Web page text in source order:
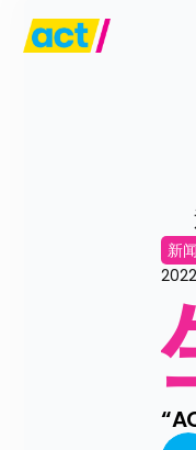
新